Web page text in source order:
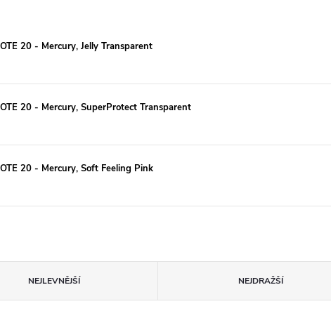
20 - Mercury, Jelly Transparent
20 - Mercury, SuperProtect Transparent
20 - Mercury, Soft Feeling Pink
NEJLEVNĚJŠÍ NEJDRAŽŠÍ